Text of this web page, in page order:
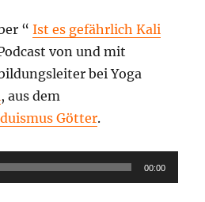
“Ist es gefährlich Kali
von und mit
bei Yoga
, aus dem
Götter.
00:00